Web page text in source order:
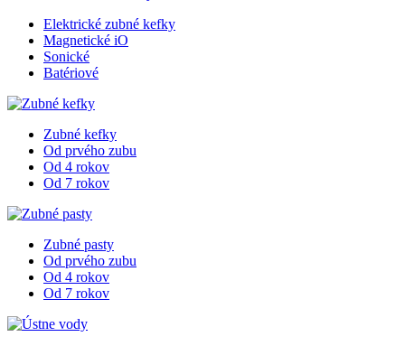
Elektrické zubné kefky
Magnetické iO
Sonické
Batériové
Zubné kefky
Od prvého zubu
Od 4 rokov
Od 7 rokov
Zubné pasty
Od prvého zubu
Od 4 rokov
Od 7 rokov